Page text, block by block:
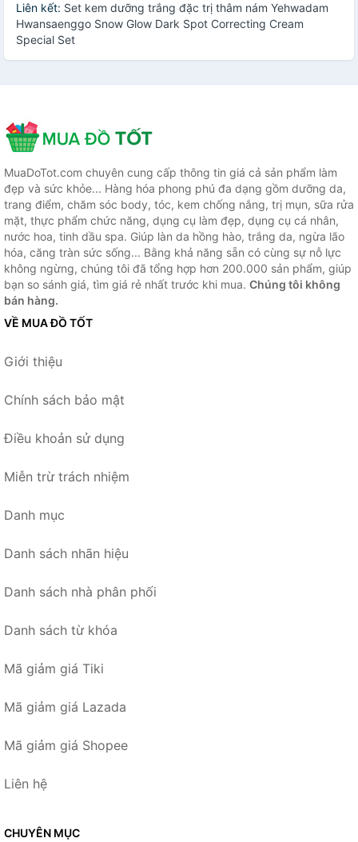
Liên kết: Set kem dưỡng trắng đặc trị thâm nám Yehwadam
Hwansaenggo Snow Glow Dark Spot Correcting Cream
Special Set
MuaDoTot.com chuyên cung cấp thông tin giá cả sản phẩm làm
đẹp và sức khỏe... Hàng hóa phong phú đa dạng gồm dưỡng da,
trang điểm, chăm sóc body, tóc, kem chống nắng, trị mụn, sữa rửa
mặt, thực phẩm chức năng, dụng cụ làm đẹp, dụng cụ cá nhân,
nước hoa, tinh dầu spa. Giúp làn da hồng hào, trắng da, ngừa lão
hóa, căng tràn sức sống... Bằng khả năng sẵn có cùng sự nỗ lực
không ngừng, chúng tôi đã tổng hợp hơn 200.000 sản phẩm, giúp
bạn so sánh giá, tìm giá rẻ nhất trước khi mua. Chúng tôi không
bán hàng.
VỀ MUA ĐỒ TỐT
Giới thiệu
Chính sách bảo mật
Điều khoản sử dụng
Miễn trừ trách nhiệm
Danh mục
Danh sách nhãn hiệu
Danh sách nhà phân phối
Danh sách từ khóa
Mã giảm giá Tiki
Mã giảm giá Lazada
Mã giảm giá Shopee
Liên hệ
CHUYÊN MỤC